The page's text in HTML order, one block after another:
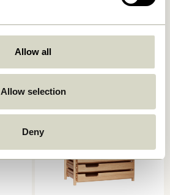
Allow all
Allow selection
Deny
Beak Klammern
Messingfarben (8er Set)